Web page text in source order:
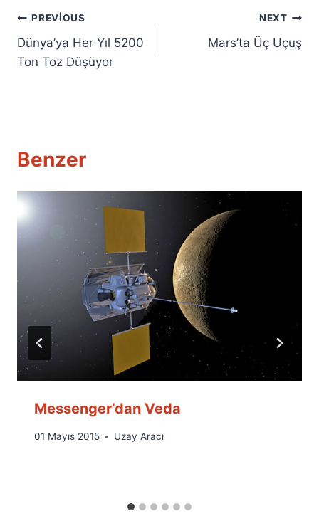
Yazı
gezinmesi
PREVIOUS
Dünya’ya Her Yıl 5200
Ton Toz Düşüyor
NEXT
Mars’ta Üç Uçuş
Benzer
Messenger’dan Veda
By
01 Mayıs 2015 Uzay Aracı